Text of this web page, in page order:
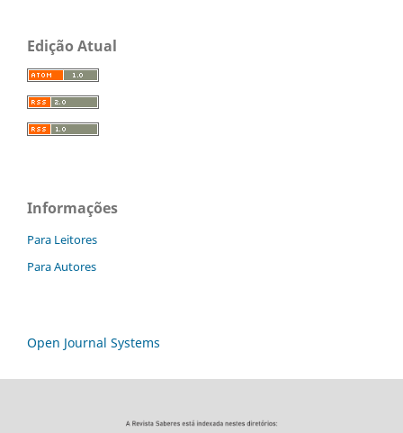
Edição Atual
Informações
Para Leitores
Para Autores
Open Journal Systems